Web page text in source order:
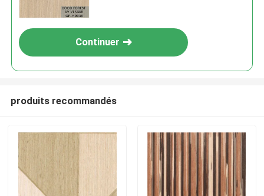
Continuer
produits recommandés